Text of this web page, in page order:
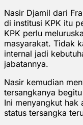
Nasir Djamil dari
di institusi KPK itu
KPK perlu
masyarakat. Tidak
internal jadi
jabatannya.
Nasir kemudian
tersangkanya
Ini menyangkut hak
status tersangka